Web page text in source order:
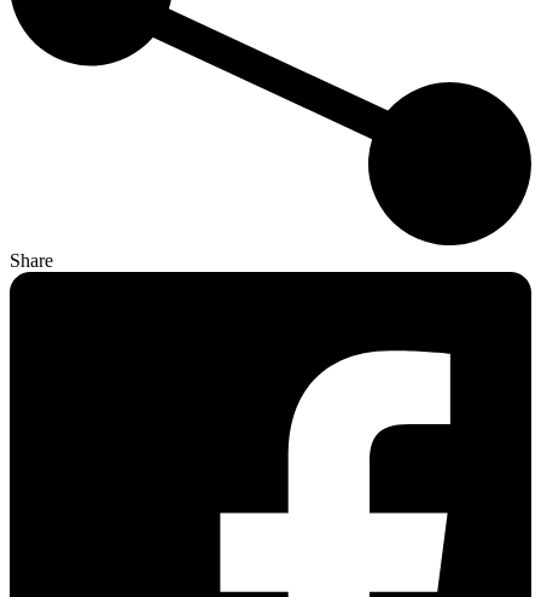
Share